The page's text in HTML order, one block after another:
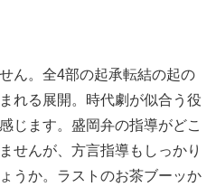
ん。全4部の起承転結の起の
れる展開。時代劇が似合う役
じます。盛岡弁の指導がどこ
せんが、方言指導もしっかり
うか。ラストのお茶ブーッか